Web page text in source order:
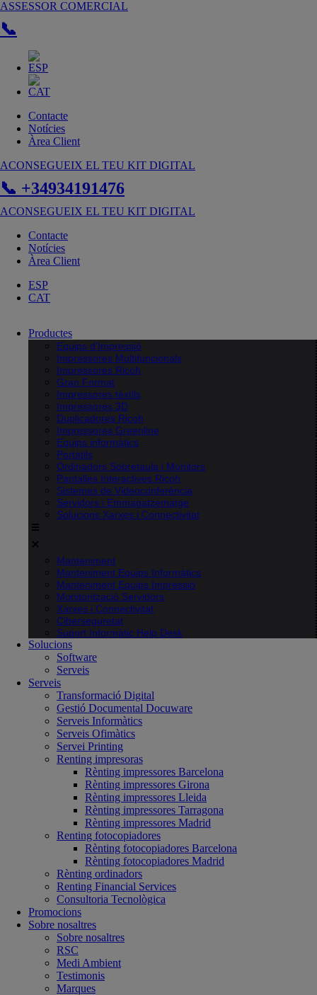
Vés
contingut
ASSESSOR COMERCIAL
📞
Contacte
Notícies
Àrea Client
ACONSEGUEIX EL TEU KIT DIGITAL
📞 +34934191476
ACONSEGUEIX EL TEU KIT DIGITAL
Contacte
Notícies
Àrea Client
ESP
CAT
Productes
Equips d’Impressió
Impressores Multifuncionals
Impressores Ricoh
Gran Format
Impressores tèxtils
Impressores 3D
Duplicadores Ricoh
Impressores Greenline
Equips informàtics
Portàtils
Ordinadors Sobretaula i Monitors
Pantalles Interactives Ricoh
Sistemes de Videoconferència
Servidors i Emmagatzematge
Solucions Xarxes i Connectivitat
Manteniment
Manteniment Equips Informàtics
Manteniment Equips Impressió
Monitorització Servidors
Xarxes i Connectivitat
Ciberseguretat
Suport Informàtic Help Desk
Solucions
Software
Serveis
Serveis
Transformació Digital
Gestió Documental Docuware
Serveis Informàtics
Serveis Ofimàtics
Servei Printing
Renting impresoras
Rènting impressores Barcelona
Rènting impressores Girona
Rènting impressores Lleida
Rènting impressores Tarragona
Rènting impressores Madrid
Renting fotocopiadores
Rènting fotocopiadores Barcelona
Rènting fotocopiadores Madrid
Rènting ordinadors
Renting Financial Services
Consultoria Tecnològica
Promocions
Sobre nosaltres
Sobre nosaltres
RSC
Medi Ambient
Testimonis
Marques